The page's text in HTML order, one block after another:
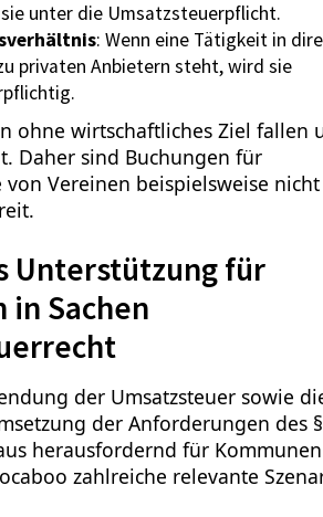
unter die Umsatzsteuerpflicht.
: Wenn eine Tätigkeit in
privaten Anbietern steht, wird sie
ohne wirtschaftliches Ziel fallen
Daher sind Buchungen für
Vereinen beispielsweise nicht
Unterstützung für
in Sachen
der Umsatzsteuer sowie
der Anforderungen des
herausfordernd für
zahlreiche relevante